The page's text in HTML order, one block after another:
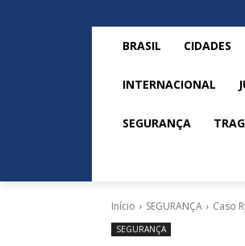
BRASIL CIDADES
INTERNACIONAL
SEGURANÇA
Início SEGURANÇA Caso
SEGURANÇA